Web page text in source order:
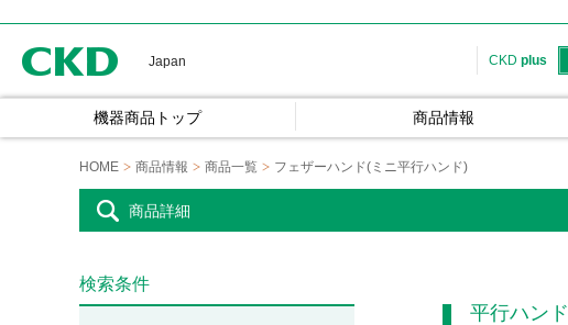
Japan CKD plus
機器商品トップ 商品情報
HOME 商品情報 商品一覧 フェザーハンド(ミニ平行ハンド)
商品詳細
平行ハンド
検索条件